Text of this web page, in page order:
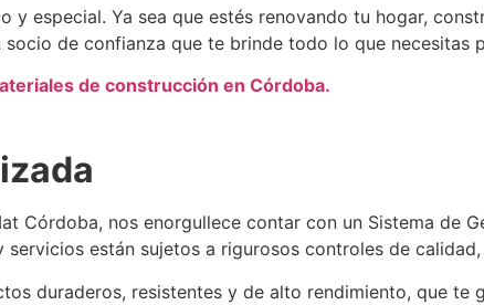
y especial. Ya sea que estés renovando tu hogar,
de confianza que te brinde todo lo que necesitas
de construcción en Córdoba.
Córdoba, nos enorgullece contar con un Sistema de
están sujetos a rigurosos controles de
duraderos, resistentes y de alto rendimiento, que